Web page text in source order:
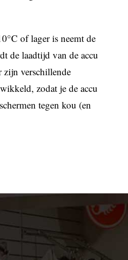
of lager is neemt de
de laadtijd van de accu
verschillende
zodat je de accu
tegen kou (en